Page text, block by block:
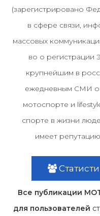
(зарегистрировано
в сфере связи,
массовых
во о регистрации
крупнейшим в
ежедневным СМИ о
мотоспорте и
спорте в жизни
имеет
Все публикации
для пользователей